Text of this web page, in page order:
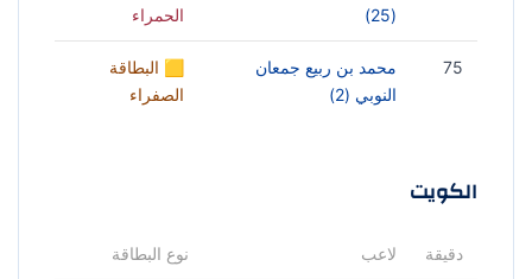
(25)
الحمراء
75
محمد بن ربيع جمعان
النوبي (2)
🟨 البطاقة
الصفراء
الكويت
دقيقة لاعب نوع البطاقة